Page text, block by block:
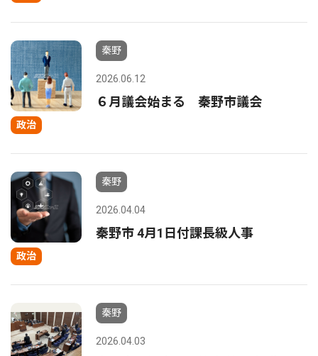
政治
秦野
2026.06.12
６月議会始まる 秦野市議会
政治
秦野
2026.04.04
秦野市 4月1日付課長級人事
秦野
2026.04.03